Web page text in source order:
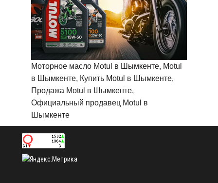
Моторное масло Motul в Шымкенте, Motul
в Шымкенте, Купить Motul в Шымкенте,
Продажа Motul в Шымкенте,
Официальный продавец Motul в
Шымкенте